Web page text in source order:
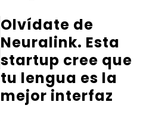
Olvídate de
Neuralink. Esta
startup cree que
tu lengua es la
mejor interfaz